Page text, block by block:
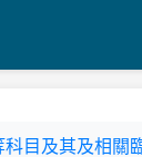
目及其及相關